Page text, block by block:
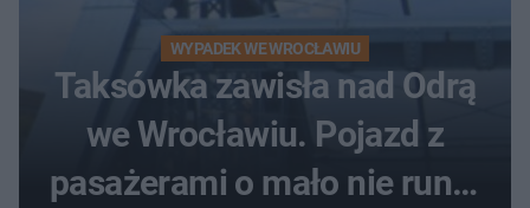
WYPADEK WE WROCŁAWIU
Taksówka zawisła nad Odrą
we Wrocławiu. Pojazd z
pasażerami o mało nie runął